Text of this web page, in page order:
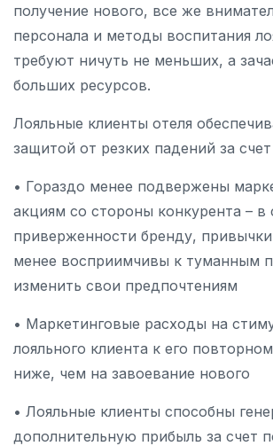
получение нового, все же
персонала и методы воспитания
требуют ничуть не меньших, а
больших ресурсов.
Лояльные клиенты отеля
защитой от резких падений за
• Гораздо менее подвержены
акциям со стороны конкурента – в
приверженности бренду,
менее восприимчивы к туманным
изменить свои предпочтениям
• Маркетинговые расходы на
лояльного клиента к его
ниже, чем на завоевание нового
• Лояльные клиенты способны
дополнительную прибыль за счет